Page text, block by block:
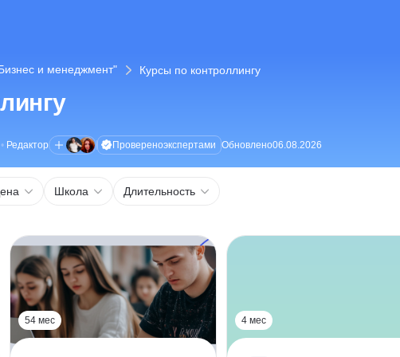
и менеджмент" Курсы по контроллингу
• Редактор Провереноэкспертами Обновлено06.08.2026
Школа Длительность
54 мес 4 мес